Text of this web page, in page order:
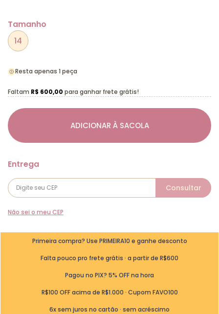
Tamanho
14
ADICIONAR À SACOLA
Resta apenas 1 peça
Faltam R$ 600,00 para ganhar frete grátis!
Não sei o meu CEP
Primeira compra? Use PRIMEIRA10 e ganhe desconto
Falta pouco pro frete grátis · a partir de R$600
Pagou no PIX? 5% OFF na hora
R$100 OFF acima de R$1.000 · Cupom FAVO100
6x sem juros no cartão · sem acréscimo